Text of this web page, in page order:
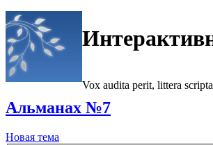
Vox audita perit, littera
Альманах №7
Новая тема